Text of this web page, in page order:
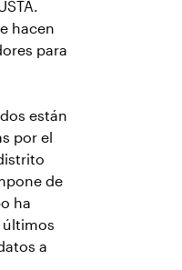
hacen
para
están
por el
de
ha
últimos
a